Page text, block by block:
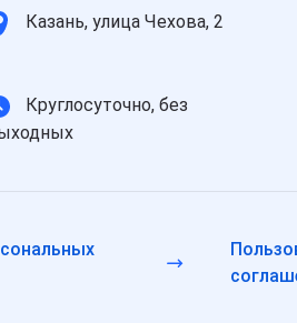
Казань, улица Чехова, 2
Круглосуточно, без